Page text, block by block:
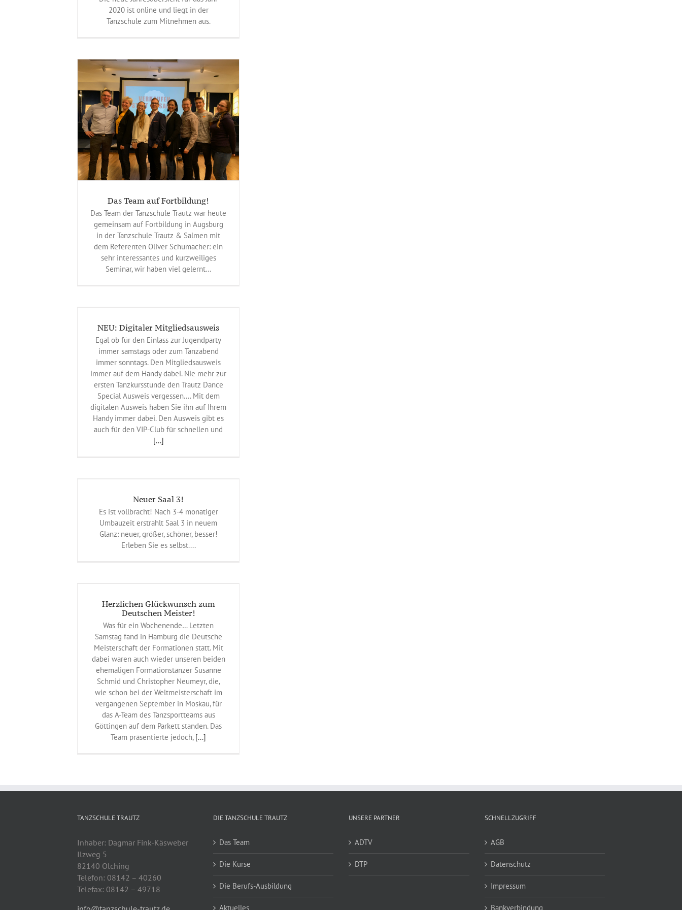
2020 ist online und liegt in der
Tanzschule zum Mitnehmen aus.
Das Team auf Fortbildung!
Das Team der Tanzschule Trautz war heute
gemeinsam auf Fortbildung in Augsburg
in der Tanzschule Trautz & Salmen mit
dem Referenten Oliver Schumacher: ein
sehr interessantes und kurzweiliges
Seminar, wir haben viel gelernt...
NEU: Digitaler Mitgliedsausweis
Egal ob für den Einlass zur Jugendparty
immer samstags oder zum Tanzabend
immer sonntags. Den Mitgliedsausweis
immer auf dem Handy dabei. Nie mehr zur
ersten Tanzkursstunde den Trautz Dance
Special Ausweis vergessen.... Mit dem
digitalen Ausweis haben Sie ihn auf Ihrem
Handy immer dabei. Den Ausweis gibt es
auch für den VIP-Club für schnellen und
[...]
Neuer Saal 3!
Es ist vollbracht! Nach 3-4 monatiger
Umbauzeit erstrahlt Saal 3 in neuem
Glanz: neuer, größer, schöner, besser!
Erleben Sie es selbst....
Herzlichen Glückwunsch zum
Deutschen Meister!
Was für ein Wochenende… Letzten
Samstag fand in Hamburg die Deutsche
Meisterschaft der Formationen statt. Mit
dabei waren auch wieder unseren beiden
ehemaligen Formationstänzer Susanne
Schmid und Christopher Neumeyr, die,
wie schon bei der Weltmeisterschaft im
vergangenen September in Moskau, für
das A-Team des Tanzsportteams aus
Göttingen auf dem Parkett standen. Das
Team präsentierte jedoch, [...]
TANZSCHULE TRAUTZ
Inhaber: Dagmar Fink-Käsweber
Ilzweg 5
82140 Olching
Telefon: 08142 – 40260
Telefax: 08142 – 49718
DIE TANZSCHULE TRAUTZ
Das Team
Die Kurse
Die Berufs-Ausbildung
Aktuelles
UNSERE PARTNER
ADTV
DTP
SCHNELLZUGRIFF
AGB
Datenschutz
Impressum
Bankverbindung